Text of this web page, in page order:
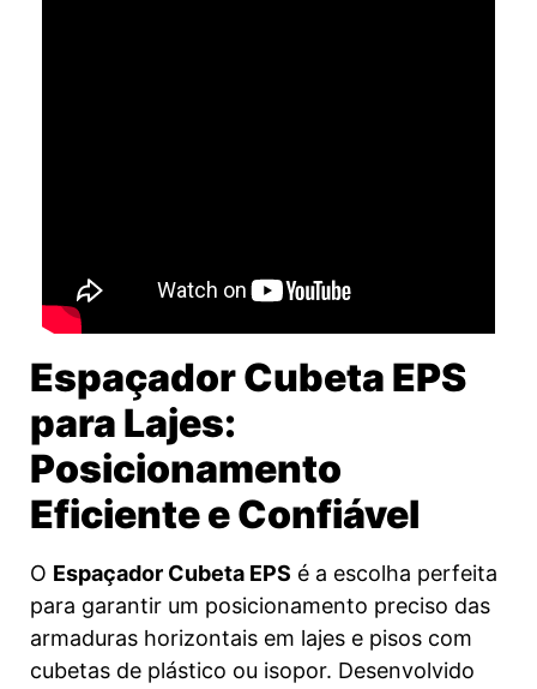
Espaçador Cubeta EPS
para Lajes:
Posicionamento
Eficiente e Confiável
O Espaçador Cubeta EPS é a escolha perfeita
para garantir um posicionamento preciso das
armaduras horizontais em lajes e pisos com
cubetas de plástico ou isopor. Desenvolvido